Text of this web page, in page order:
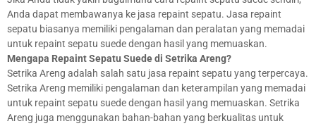
Anda dapat membawanya ke jasa repaint sepatu. Jasa repaint
sepatu biasanya memiliki pengalaman dan peralatan yang memadai
untuk repaint sepatu suede dengan hasil yang memuaskan.
Mengapa Repaint Sepatu Suede di Setrika Areng?
Setrika Areng adalah salah satu jasa repaint sepatu yang terpercaya.
Setrika Areng memiliki pengalaman dan keterampilan yang memadai
untuk repaint sepatu suede dengan hasil yang memuaskan. Setrika
Areng juga menggunakan bahan-bahan yang berkualitas untuk